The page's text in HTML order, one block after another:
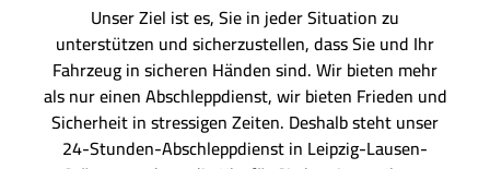
Unser Ziel ist es, Sie in jeder Situation zu
unterstützen und sicherzustellen, dass Sie und Ihr
Fahrzeug in sicheren Händen sind. Wir bieten mehr
als nur einen Abschleppdienst, wir bieten Frieden und
Sicherheit in stressigen Zeiten. Deshalb steht unser
24-Stunden-Abschleppdienst in Leipzig-Lausen-